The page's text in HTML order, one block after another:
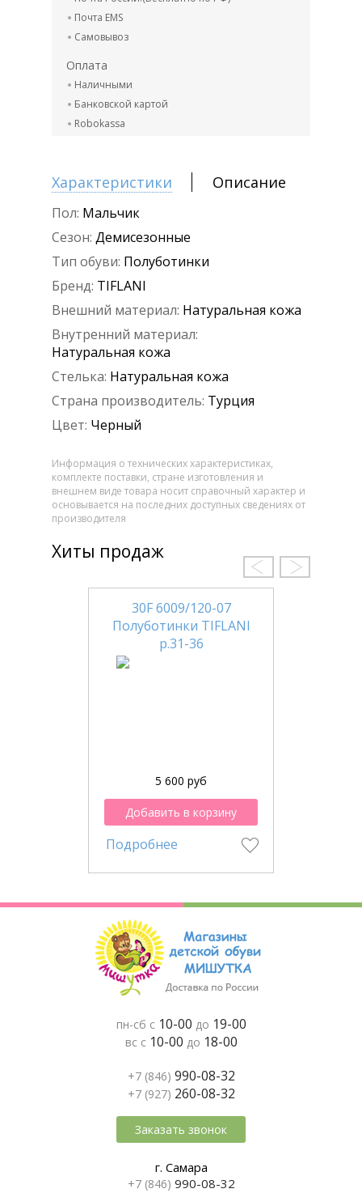
Почта EMS
Самовывоз
Оплата
Наличными
Банковской картой
Robokassa
Характеристики Описание
Пол: Мальчик
Сезон: Демисезонные
Тип обуви: Полуботинки
Бренд: TIFLANI
Внешний материал: Натуральная кожа
Внутренний материал:
Натуральная кожа
Стелька: Натуральная кожа
Страна производитель: Турция
Цвет: Черный
Информация о технических характеристиках,
комплекте поставки, стране изготовления и
внешнем виде товара носит справочный характер и
основывается на последних доступных сведениях от
производителя
Хиты продаж
30F 6009/120-07
Полуботинки TIFLANI
р.31-36
5 600 руб
Добавить в корзину
Подробнее
пн-сб с 10-00 до 19-00
вс с 10-00 до 18-00
+7 (846) 990-08-32
+7 (927) 260-08-32
Заказать звонок
г. Самара
+7 (846) 990-08-32